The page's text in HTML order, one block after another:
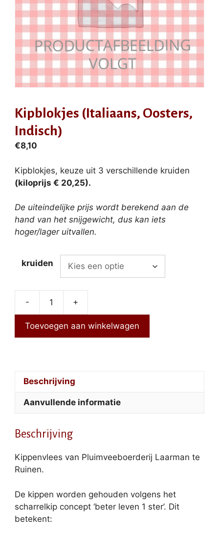
Kipblokjes (Italiaans, Oosters,
Indisch)
€8,10
Kipblokjes, keuze uit 3 verschillende kruiden
(kiloprijs € 20,25).
De uiteindelijke prijs wordt berekend aan de
hand van het snijgewicht, dus kan iets
hoger/lager uitvallen.
kruiden
-
Oosters,
+
Toevoegen aan winkelwagen
Beschrijving
Aanvullende informatie
Beschrijving
Kippenvlees van Pluimveeboerderij Laarman te
Ruinen.
De kippen worden gehouden volgens het
scharrelkip concept ‘beter leven 1 ster’. Dit
betekent: